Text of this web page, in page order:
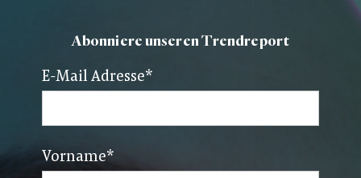
Abonniere unseren Trendreport
E-Mail Adresse*
Vorname*